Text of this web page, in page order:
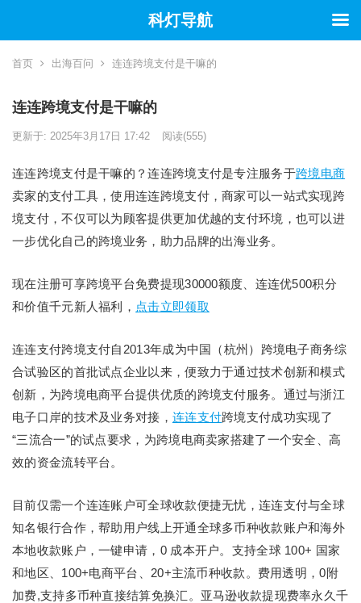
首页 出海百问 连连跨境支付是干嘛的
连连跨境支付是干嘛的
更新于: 2025年3月17日 17:42 阅读(555)
连连跨境支付是干嘛的？连连跨境支付是专注服务于跨境电商
卖家的支付工具，使用连连跨境支付，商家可以一站式实现跨
境支付，不仅可以为顾客提供更加优越的支付环境，也可以进
一步优化自己的跨境业务，助力品牌的出海业务。
现在注册可享跨境平台免费提现30000额度、连连优500积分
和价值千元新人福利， 点击立即领取
连连支付跨境支付自2013年成为中国（杭州）跨境电子商务综
合试验区的首批试点企业以来，便致力于通过技术创新和模式
创新，为跨境电商平台提供优质的跨境支付服务。通过与浙江
电子口岸的技术及业务对接， 连连支付跨境支付成功实现了
“三流合一”的试点要求，为跨境电商卖家搭建了一个安全、高
效的资金流转平台。
目前仅需一个连连账户可全球收款便捷无忧，连连支付与全球
知名银行合作，帮助用户线上开通全球多币种收款账户和海外
本地收款账户，一键申请，0 成本开户。支持全球 100+ 国家
和地区、100+电商平台、20+主流币种收款。费用透明，0附
加费,支持多币种直接结算免换汇。亚马逊收款提现费率永久千
科灯导航